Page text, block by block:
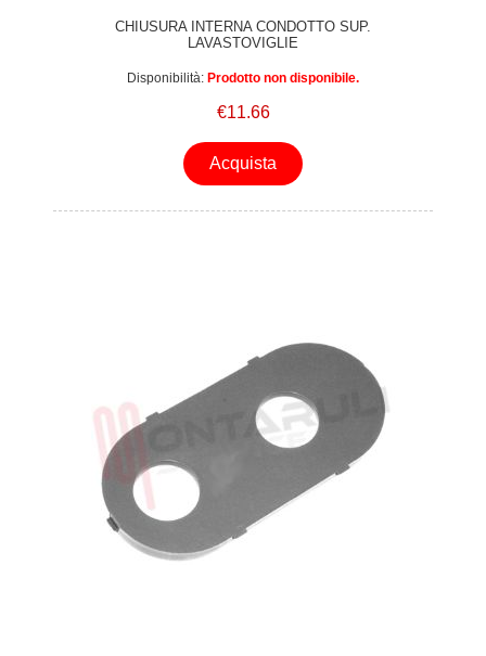
CHIUSURA INTERNA CONDOTTO SUP.
LAVASTOVIGLIE
Disponibilità: Prodotto non disponibile.
€11.66
Acquista